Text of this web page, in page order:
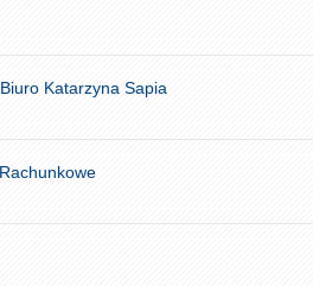
Katarzyna Sapia